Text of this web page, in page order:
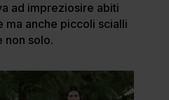
ad impreziosire abiti
ma anche piccoli scialli
non solo.